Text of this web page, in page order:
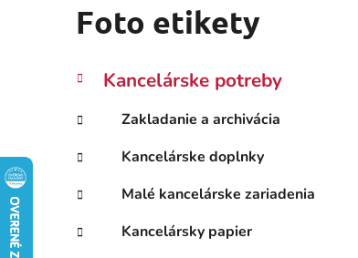
Foto etikety
B
č
ý
p
n
Preskočiť
kategórie
K
a
e
g
ó
r
e
Kancelárske potreby
Zakladanie a archivácia
Kancelárske doplnky
Malé kancelárske zariadenia
Kancelársky papier